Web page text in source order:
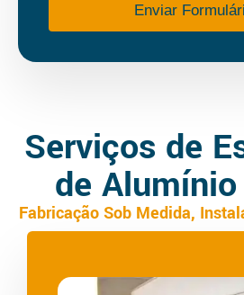
Enviar
Serviços de
de
Fabricação Sob Medida,